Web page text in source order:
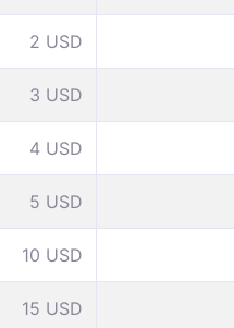
2 USD
3 USD
4 USD
5 USD
10 USD
15 USD